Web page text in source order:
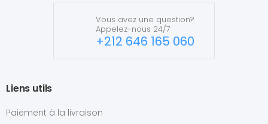
Vous avez une question?
Appelez-nous 24/7
+212 646 165 060
Liens utils
Paiement à la livraison